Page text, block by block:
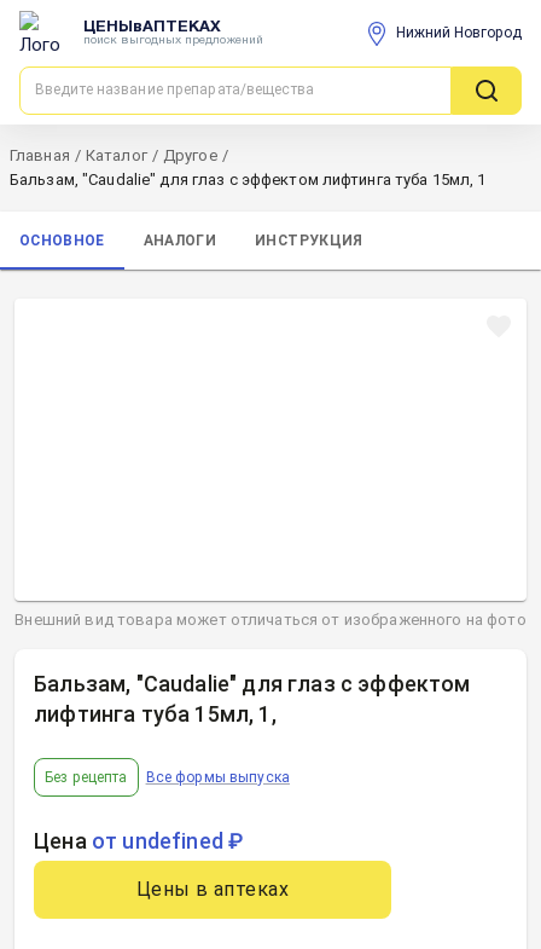
ЦЕНЫвАПТЕКАХ
поиск выгодных предложений Нижний Новгород
Главная / Каталог / Другое /
Бальзам, "Caudalie" для глаз с эффектом лифтинга туба 15мл, 1
ОСНОВНОЕ АНАЛОГИ ИНСТРУКЦИЯ
Бальзам, "Caudalie" для глаз с эффектом
лифтинга туба 15мл, 1 ,
Без рецепта Все формы выпуска
Цена от undefined ₽
Цены в аптеках
Внешний вид товара может отличаться от изображенного на фото